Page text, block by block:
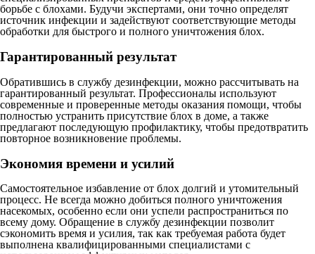
борьбе с блохами. Будучи экспертами, они точно определят
источник инфекции и задействуют соответствующие методы
обработки для быстрого и полного уничтожения блох.
Гарантированный результат
Обратившись в службу дезинфекции, можно рассчитывать на
гарантированный результат. Профессионалы используют
современные и проверенные методы оказания помощи, чтобы
полностью устранить присутствие блох в доме, а также
предлагают последующую профилактику, чтобы предотвратить
повторное возникновение проблемы.
Экономия времени и усилий
Самостоятельное избавление от блох долгий и утомительный
процесс. Не всегда можно добиться полного уничтожения
насекомых, особенно если они успели распространиться по
всему дому. Обращение в службу дезинфекции позволит
сэкономить время и усилия, так как требуемая работа будет
выполнена квалифицированными специалистами с